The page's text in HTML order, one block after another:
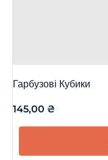
Гарбузові Кубики
145,00 ₴